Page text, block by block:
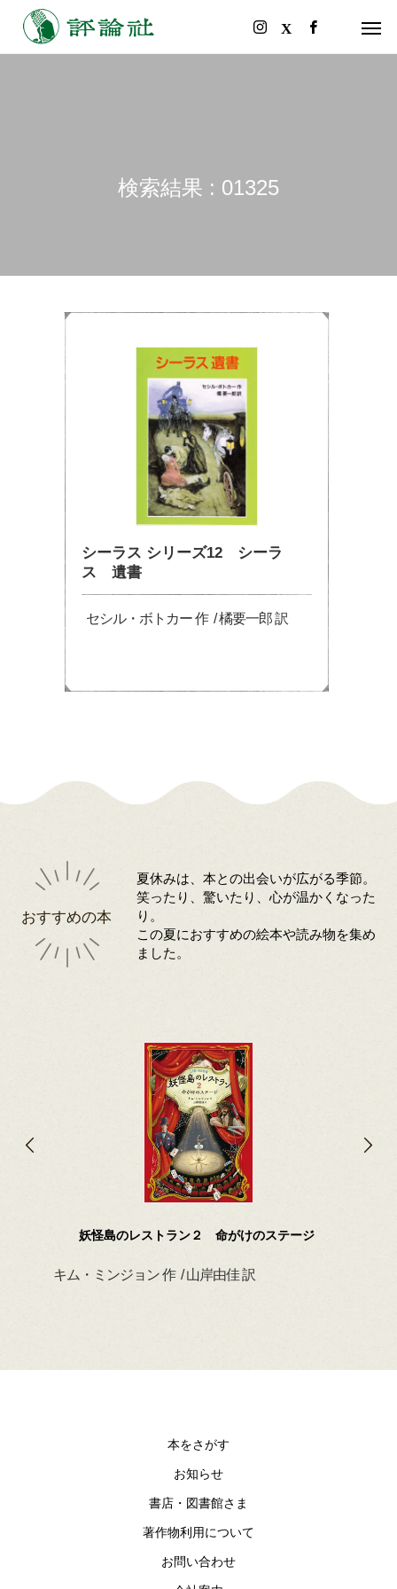
検索結果 : 01325
シーラス シリーズ12 シーラ
ス 遺書
セシル・ボトカー 作 / 橘要一郎 訳
おすすめの本
夏休みは、本との出会いが広がる季節。
笑ったり、驚いたり、心が温かくなった
り。
この夏におすすめの絵本や読み物を集め
ました。
妖怪島のレストラン２ 命がけのステージ
キム・ミンジョン 作 / 山岸由佳 訳
本をさがす
お知らせ
書店・図書館さま
著作物利用について
お問い合わせ